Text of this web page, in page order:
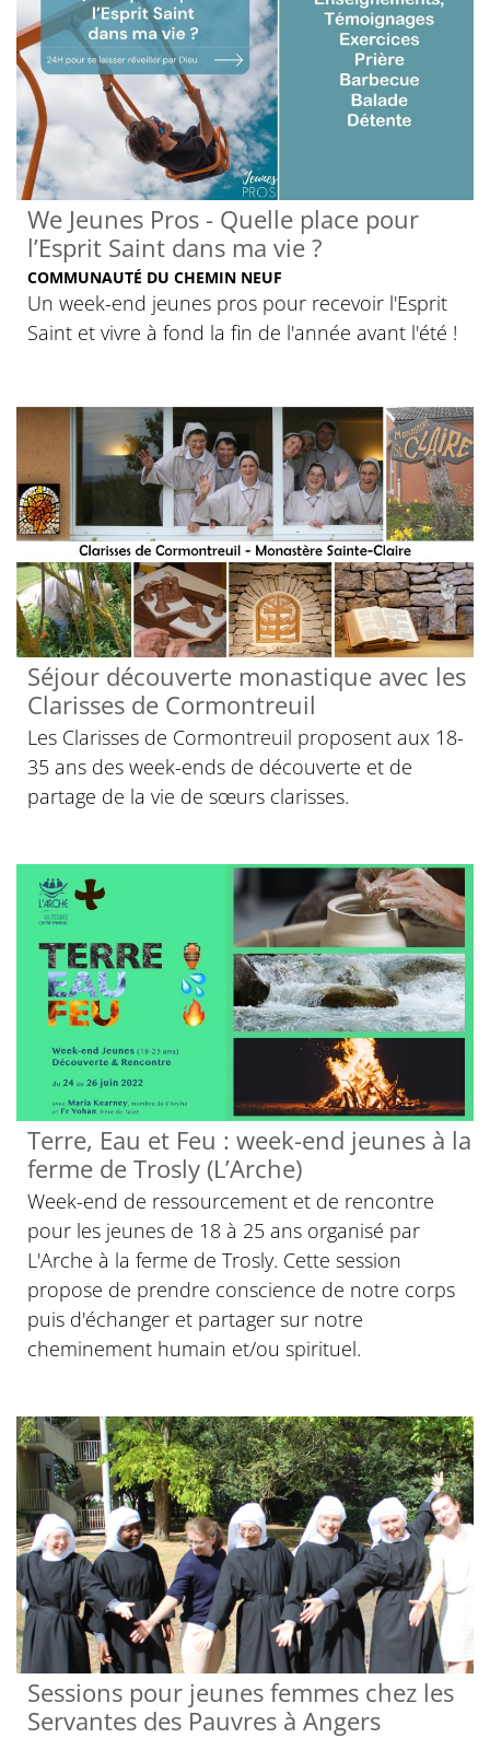
We Jeunes Pros - Quelle place pour
l’Esprit Saint dans ma vie ?
COMMUNAUTÉ DU CHEMIN NEUF
Un week-end jeunes pros pour recevoir l'Esprit
Saint et vivre à fond la fin de l'année avant l'été !
Séjour découverte monastique avec les
Clarisses de Cormontreuil
Les Clarisses de Cormontreuil proposent aux 18-
35 ans des week-ends de découverte et de
partage de la vie de sœurs clarisses.
Terre, Eau et Feu : week-end jeunes à la
ferme de Trosly (L’Arche)
Week-end de ressourcement et de rencontre
pour les jeunes de 18 à 25 ans organisé par
L'Arche à la ferme de Trosly. Cette session
propose de prendre conscience de notre corps
puis d'échanger et partager sur notre
cheminement humain et/ou spirituel.
Sessions pour jeunes femmes chez les
Servantes des Pauvres à Angers